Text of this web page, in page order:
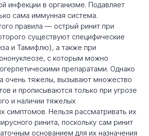
инфекции в организме. Подавляет
сама иммунная система.
правила — острый ринит при
существуют специфические
и Тамифлю), а также при
с которым можно
препаратами. Однако
очень тяжелы, вызывают множество
и прописываются только при угрозе
и наличии тяжелых
симптомов. Нельзя рассматривать их
ринита, поскольку сам ринит
основанием для их назначения